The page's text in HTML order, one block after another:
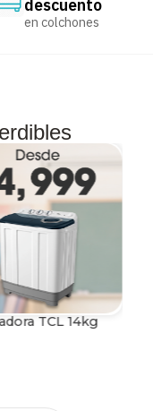
descuento
en colchones
TCL 14kg